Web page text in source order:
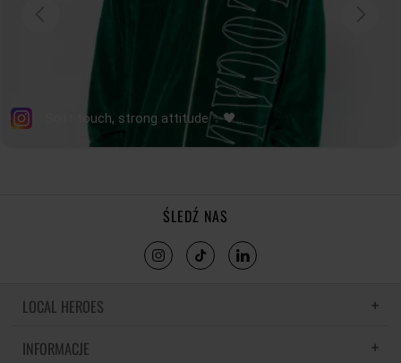
ŚLEDŹ NAS
LOCAL HEROES
LH MEMORIES
INFORMACJE